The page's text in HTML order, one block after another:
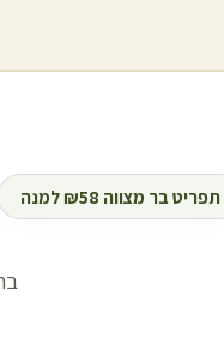
תפריט בר מצווה ₪58 למנה